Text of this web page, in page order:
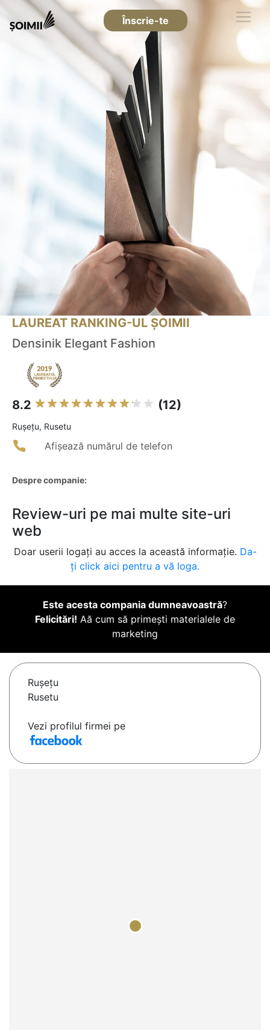
Înscrie-te
LAUREAT RANKING-UL ȘOIMII
Densinik Elegant Fashion
8.2 (12)
Ruşeţu, Rusetu
Afișează numărul de telefon
Despre companie:
Review-uri pe mai multe site-uri
web
Doar userii logați au acces la această informație. Da-
ți click aici pentru a vă loga.
Este acesta compania dumneavoastră?
Felicitări! Aă cum să primești materialele de
marketing
Ruşeţu
Rusetu
Vezi profilul firmei pe